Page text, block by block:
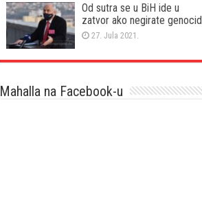
Od sutra se u BiH ide u
zatvor ako negirate genocid
27. Jula 2021.
Mahalla na Facebook-u